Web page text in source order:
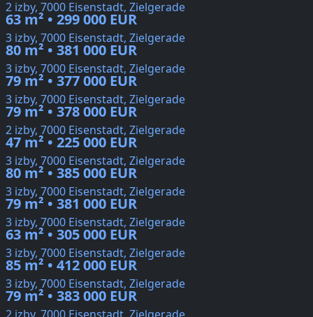
2 izby, 7000 Eisenstadt, Zielgerade
63 m² • 299 000 EUR
3 izby, 7000 Eisenstadt, Zielgerade
80 m² • 381 000 EUR
3 izby, 7000 Eisenstadt, Zielgerade
79 m² • 377 000 EUR
3 izby, 7000 Eisenstadt, Zielgerade
79 m² • 378 000 EUR
2 izby, 7000 Eisenstadt, Zielgerade
47 m² • 225 000 EUR
3 izby, 7000 Eisenstadt, Zielgerade
80 m² • 385 000 EUR
3 izby, 7000 Eisenstadt, Zielgerade
79 m² • 381 000 EUR
3 izby, 7000 Eisenstadt, Zielgerade
63 m² • 305 000 EUR
3 izby, 7000 Eisenstadt, Zielgerade
85 m² • 412 000 EUR
3 izby, 7000 Eisenstadt, Zielgerade
79 m² • 383 000 EUR